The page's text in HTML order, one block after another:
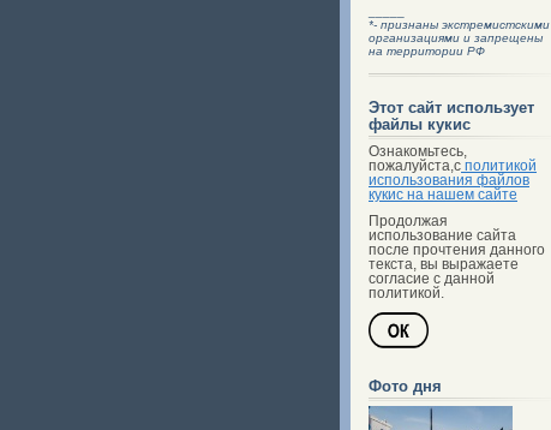
*- признаны экстремистскими
организациями и запрещены
на территории РФ
Этот сайт использует
файлы кукис
Ознакомьтесь,
пожалуйста,с политикой
использования файлов
кукис на нашем сайте
Продолжая
использование сайта
после прочтения данного
текста, вы выражаете
согласие с данной
политикой.
Фото дня